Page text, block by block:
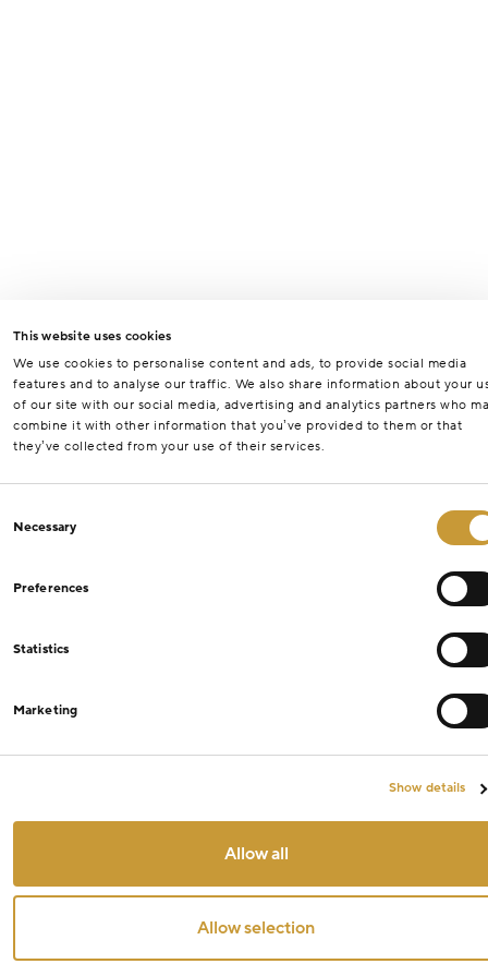
This website uses cookies
We use cookies to personalise content and ads, to provide social media
features and to analyse our traffic. We also share information about your
of our site with our social media, advertising and analytics partners who
combine it with other information that you’ve provided to them or that
they’ve collected from your use of their services.
Selection
Necessary
Preferences
Statistics
Marketing
Show details
Allow all
Allow selection